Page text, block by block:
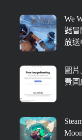
We
謎冒
放送
圖
費